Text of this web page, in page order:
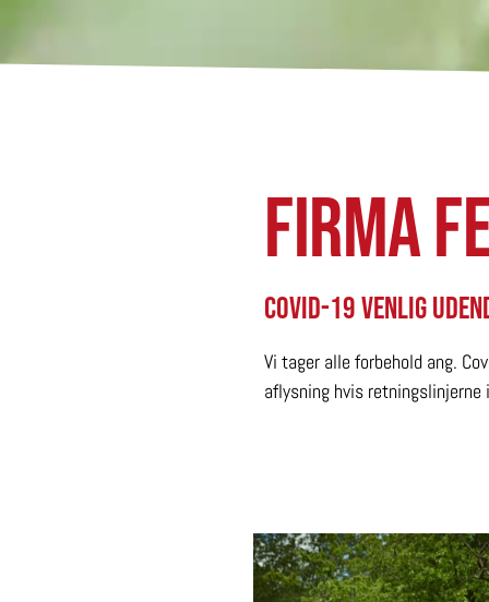
firma
Covid-19 venlig
Vi tager alle forbehold ang.
aflysning hvis